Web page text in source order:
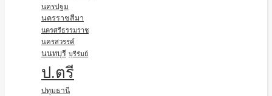
นครปฐม
นครราชสีมา
นครศรีธรรมราช
นครสวรรค์
นนทบุรี บุรีรัมย์
ป.ตรี
ปทุมธานี